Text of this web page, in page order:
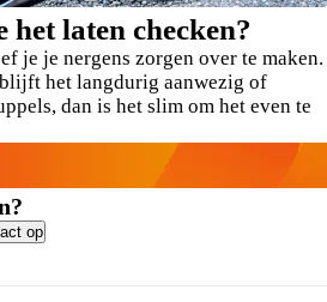
het laten checken?
je je nergens zorgen over te maken.
het langdurig aanwezig of
dan is het slim om het even te
op